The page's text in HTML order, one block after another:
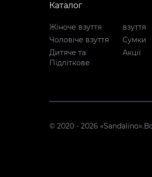
Каталог
Жіноче взуття
Чоловіче взуття
Дитяче та
Підліткове
взуття
Сумки
Акції
© 2020 - 2026